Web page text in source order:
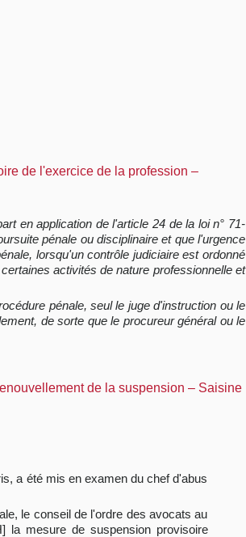
de l'exercice de la profession –
en application de l'article 24 de la loi n° 71-
pénale ou disciplinaire et que l'urgence
lorsqu'un contrôle judiciaire est ordonné
activités de nature professionnelle et
pénale, seul le juge d'instruction ou le
de sorte que le procureur général ou le
de la suspension – Saisine
a été mis en examen du chef d'abus
le conseil de l'ordre des avocats au
la mesure de suspension provisoire